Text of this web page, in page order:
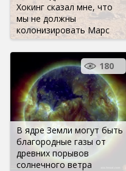
Хокинг сказал мне, что
мы не должны
колонизировать Марс
В ядре Земли могут быть
благородные газы от
древних порывов
солнечного ветра
180